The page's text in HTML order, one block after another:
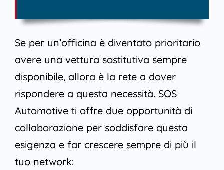
Se per un’officina è diventato prioritario
avere una vettura sostitutiva sempre
disponibile, allora è la rete a dover
rispondere a questa necessità. SOS
Automotive ti offre due opportunità di
collaborazione per soddisfare questa
esigenza e far crescere sempre di più il
tuo network: